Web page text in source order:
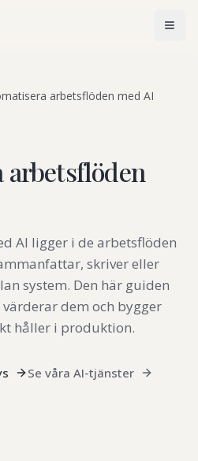
arbetsflöden med AI
arbetsflöden
AI ligger i de arbetsflöden
skriver eller
system. Den här guiden
dem och bygger
håller i produktion.
Se våra AI-tjänster